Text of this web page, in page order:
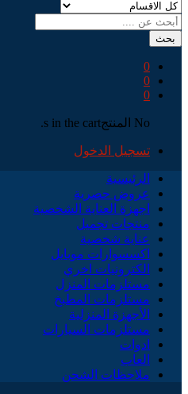
بحث
0
0
0
No المنتجs in the cart.
تسجيل الدخول
الرئيسية
عروض حصرية
اجهزة العناية الشخصية
منتجات تجميل
عناية شخصية
اكسسوارات موبايل
الكترونيات اخري
مستلزمات المنزل
مستلزمات المطبخ
الأجهزة المنزلية
مستلزمات السيارات
ادوات
العاب
ملاحظات الشحن